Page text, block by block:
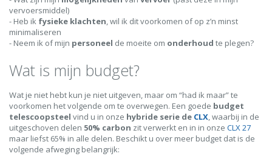
vervoersmiddel)
- Heb ik fysieke klachten, wil ik dit voorkomen of op z’n minst
minimaliseren
- Neem ik of mijn personeel de moeite om onderhoud te plegen?
Wat is mijn budget?
Wat je niet hebt kun je niet uitgeven, maar om “had ik maar” te
voorkomen het volgende om te overwegen. Een goede budget
telescoopsteel vind u in onze hybride serie de CLX , waarbij in de
uitgeschoven delen 50% carbon zit verwerkt en in in onze CLX 27
maar liefst 65% in alle delen. Beschikt u over meer budget dat is de
volgende afweging belangrijk: